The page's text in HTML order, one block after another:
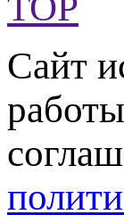
Сайт